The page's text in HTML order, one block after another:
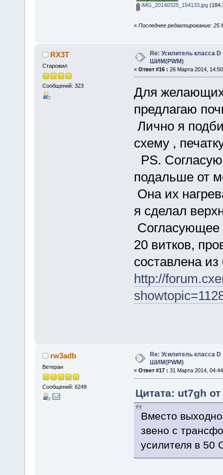
IMG_20140325_154133.jpg
« Последнее редактирование:
RX3T
Старожил
Сообщений: 323
Re: Усилитель класса D
ШИМ(PWM)
« Ответ #16 : 26 Марта 2014,
Для желающих
предлагаю
Лично я
схему ,
PS.
подальше от
Она их
я сделал
Согласующее
20 витков,
составлена
http://
rw3adb
Ветеран
Сообщений: 6249
Re: Усилитель класса D
ШИМ(PWM)
« Ответ #17 : 31 Марта 2014,
Цитата: ut7gh
Вместо
звено с
усилителя в 50